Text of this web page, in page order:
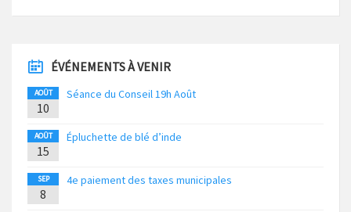
ÉVÉNEMENTS À VENIR
AOÛT
10
Séance du Conseil 19h Août
AOÛT
15
Épluchette de blé d’inde
SEP
8
4e paiement des taxes municipales